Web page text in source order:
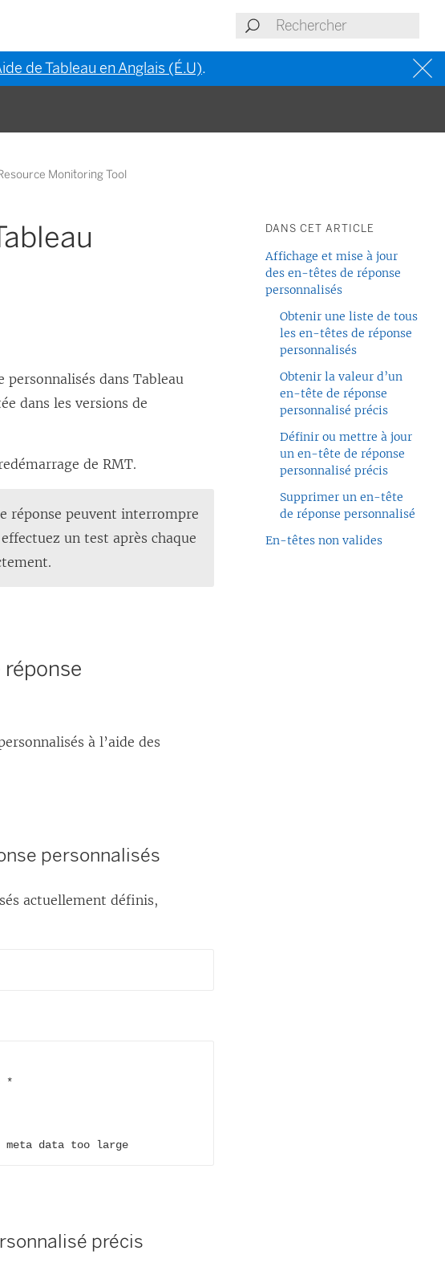
de Tableau en Anglais (É.U).
Monitoring Tool
personnalisés dansTableau
dans les versions de
de RMT.
réponse peuvent interrompre
un test après chaque
à l’aide des
personnalisés
actuellement définis,
*
meta data too large
précis
DANS CET ARTICLE
Affichage et mise à jour
des en-têtes de réponse
personnalisés
Obtenir une liste de tous
les en-têtes de réponse
personnalisés
Obtenir la valeur d’un
en-tête de réponse
personnalisé précis
Définir ou mettre à jour
un en-tête de réponse
personnalisé précis
Supprimer un en-tête
de réponse personnalisé
En-têtes non valides